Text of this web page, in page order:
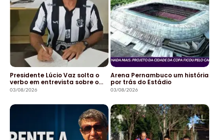
Presidente Lúcio Vaz solta o
verbo em entrevista sobre o…
03/08/2026
Arena Pernambuco um história
por trás do Estádio
03/08/2026